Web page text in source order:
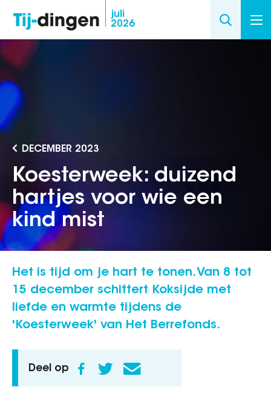
naar
de
gaan
juli
2026
DECEMBER 2023
Koesterweek: duizend
hartjes voor wie een
kind mist
Het is tijd om je hart te tonen. Van 8 tot
15 december schittert Koksijde met
liefde en warmte tijdens de
'Koesterweek' van Het Berrefonds.
Deel op